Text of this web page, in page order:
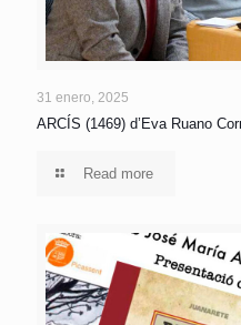
31 enero, 2025
ARCÍS (1469) d’Eva Ruano
Read more